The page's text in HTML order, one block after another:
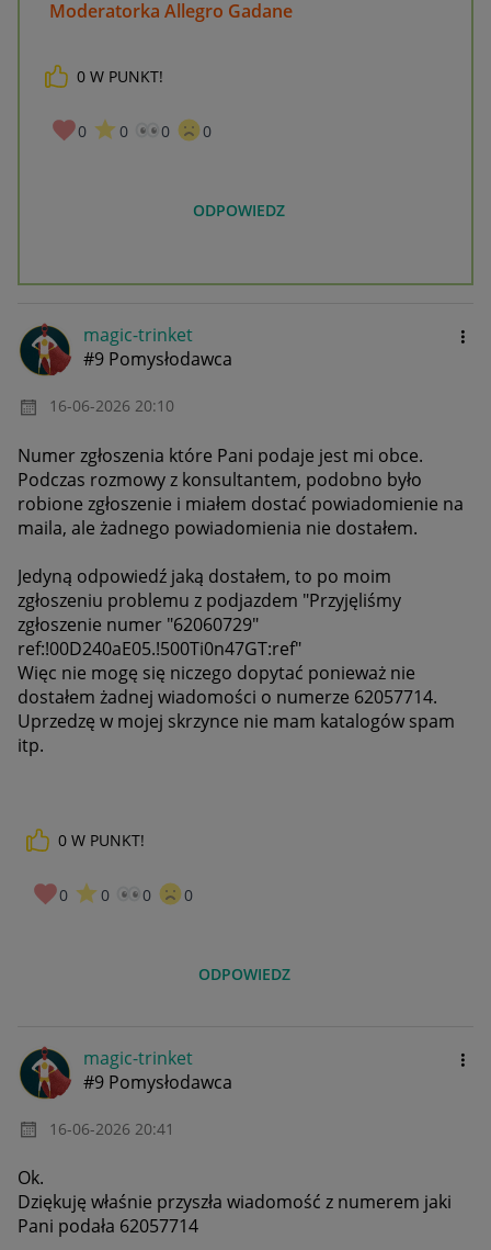
Moderatorka Allegro Gadane
0 W PUNKT!
0 0 0 0
ODPOWIEDZ
magic-trinket
#9 Pomysłodawca
‎16-06-2026 20:10
Numer zgłoszenia które Pani podaje jest mi obce.
Podczas rozmowy z konsultantem, podobno było
robione zgłoszenie i miałem dostać powiadomienie na
maila, ale żadnego powiadomienia nie dostałem.
Jedyną odpowiedź jaką dostałem, to po moim
zgłoszeniu problemu z podjazdem "Przyjęliśmy
zgłoszenie numer "62060729"
ref:!00D240aE05.!500Ti0n47GT:ref"
Więc nie mogę się niczego dopytać ponieważ nie
dostałem żadnej wiadomości o numerze 62057714.
Uprzedzę w mojej skrzynce nie mam katalogów spam
itp.
0 W PUNKT!
0 0 0 0
ODPOWIEDZ
magic-trinket
#9 Pomysłodawca
‎16-06-2026 20:41
Ok.
Dziękuję właśnie przyszła wiadomość z numerem jaki
Pani podała 62057714